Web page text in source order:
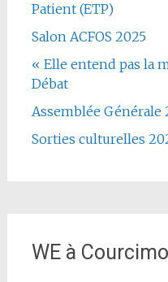
Patient (ETP)
Salon ACFOS 2025
« Elle entend pas la
Débat
Assemblée Générale
Sorties culturelles
WE à